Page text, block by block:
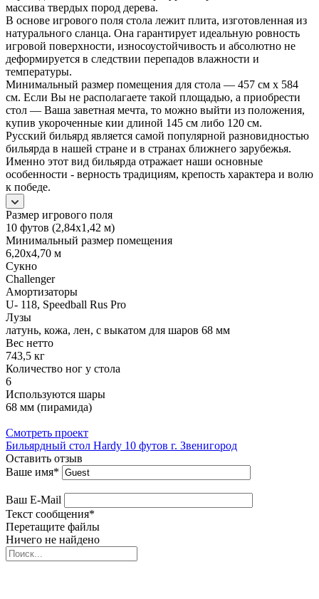
массива твердых пород дерева.
В основе игрового поля стола лежит плита, изготовленная из
натурального сланца. Она гарантирует идеальную ровность
игровой поверхности, износоустойчивость и абсолютно не
деформируется в следствии перепадов влажности и
температуры.
Минимальный размер помещения для стола — 457 см х 584
см. Если Вы не располагаете такой площадью, а приобрести
стол — Ваша заветная мечта, то можно выйти из положения,
купив укороченные кии длиной 145 см либо 120 см.
Русский бильярд является самой популярной разновидностью
бильярда в нашей стране и в странах ближнего зарубежья.
Именно этот вид бильярда отражает наши основные
особенности - верность традициям, крепость характера и волю
к победе.
Размер игрового поля
10 футов (2,84х1,42 м)
Минимальный размер помещения
6,20х4,70 м
Сукно
Challenger
Амортизаторы
U- 118, Speedball Rus Pro
Лузы
латунь, кожа, лен, с выкатом для шаров 68 мм
Вес нетто
743,5 кг
Количество ног у стола
6
Используются шары
68 мм (пирамида)
Смотреть проект
Бильярдный стол Hardy 10 футов г. Звенигород
Оставить отзыв
Ваше имя*
Ваш E-Mail
Текст сообщения*
Перетащите файлы
Ничего не найдено